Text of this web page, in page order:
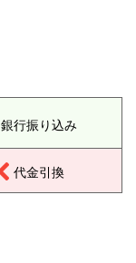
銀行振り込み
代金引換